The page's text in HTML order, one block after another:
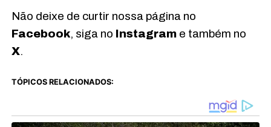
Não deixe de curtir nossa página no
Facebook, siga no Instagrame também no
X.
TÓPICOS RELACIONADOS: